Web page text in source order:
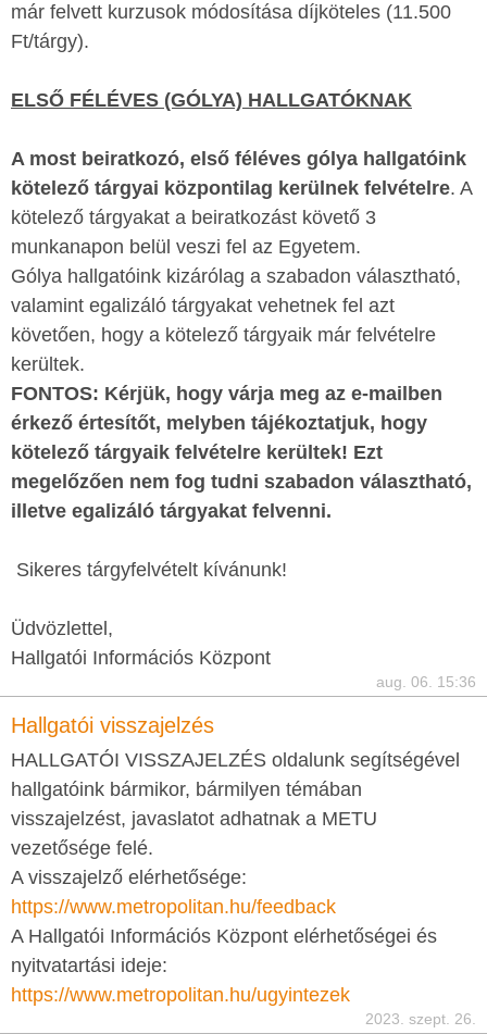
már felvett kurzusok módosítása díjköteles (11.500
Ft/tárgy).
ELSŐ FÉLÉVES (GÓLYA) HALLGATÓKNAK
A most beiratkozó, első féléves gólya hallgatóink
kötelező tárgyai központilag kerülnek felvételre. A
kötelező tárgyakat a beiratkozást követő 3
munkanapon belül veszi fel az Egyetem.
Gólya hallgatóink kizárólag a szabadon választható,
valamint egalizáló tárgyakat vehetnek fel azt
követően, hogy a kötelező tárgyaik már felvételre
kerültek.
FONTOS: Kérjük, hogy várja meg az e-mailben
érkező értesítőt, melyben tájékoztatjuk, hogy
kötelező tárgyaik felvételre kerültek! Ezt
megelőzően nem fog tudni szabadon választható,
illetve egalizáló tárgyakat felvenni.
Sikeres tárgyfelvételt kívánunk!
Üdvözlettel,
Hallgatói Információs Központ
aug. 06. 15:36
Hallgatói visszajelzés
HALLGATÓI VISSZAJELZÉS oldalunk segítségével
hallgatóink bármikor, bármilyen témában
visszajelzést, javaslatot adhatnak a METU
vezetősége felé.
A visszajelző elérhetősége:
https://www.metropolitan.hu/feedback
A Hallgatói Információs Központ elérhetőségei és
nyitvatartási ideje:
https://www.metropolitan.hu/ugyintezek
2023. szept. 26.